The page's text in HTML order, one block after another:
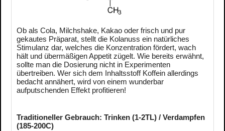
Ob als Cola, Milchshake, Kakao oder frisch und pur
gekautes Präparat, stellt die Kolanuss ein natürliches
Stimulanz dar, welches die Konzentration fördert, wach
hält und übermäßigen Appetit zügelt. Wie bereits erwähnt,
sollte man die Dosierung nicht in Experimenten
übertreiben. Wer sich dem Inhaltsstoff Koffein allerdings
bedacht annähert, wird von einem wunderbar
aufputschenden Effekt profitieren!
Traditioneller Gebrauch: Trinken (1-2TL) / Verdampfen
(185-200C)